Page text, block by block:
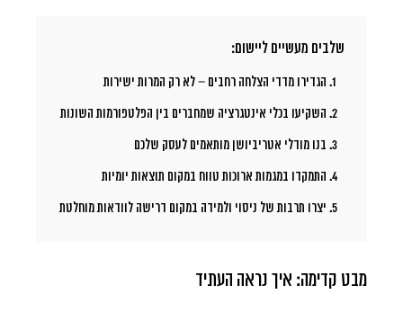
שלבים מעשיים ליישום:
הגדירו מדדי הצלחה רחבים – לא רק המרות ישירות
השקיעו בכלי אינטגרציה שמחברים בין הפלטפורמות השונות
בנו מודלי אטריביושן מותאמים לעסק שלכם
התמקדו במגמות ארוכות טווח במקום תוצאות יומיות
יצרו תרבות של ניסוי ולמידה במקום דרישה לוודאות מוחלטת
מבט קדימה: איך נראה העתיד